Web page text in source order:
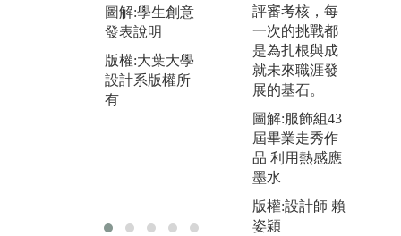
圖解:學生創意
發表說明
版權:大葉大學
設計系版權所
有
精神。
圖解:運用各種
材料與色彩體
驗，以及軟體
的使用。
版權:大葉大學
設計系版權所
有
評審考核，每
一次的挑戰都
是為扎根與成
就未來職涯發
展的基石。
圖解:服飾組43
屆畢業走秀作
品 利用熱感應
墨水
版權:設計師 賴
姿穎